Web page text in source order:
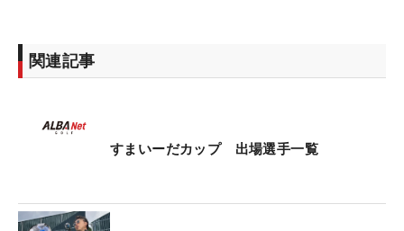
た」。初の海外シニアメジャーで受けた衝撃は大き
かった。「ティショットからカップに入れるまで、
上をいっていた。素晴らしい」と、世界最高峰の舞
台に感嘆した様子だった。
ズ」でも2打差の4位という実績を残してきた片山。
関連記事
すまいーだカップ 出場選手一覧